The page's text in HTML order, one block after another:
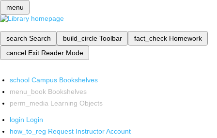
menu
search Search build_circle Toolbar fact_check Homework
cancel Exit Reader Mode
school Campus Bookshelves
menu_book Bookshelves
perm_media Learning Objects
login Login
how_to_reg Request Instructor Account